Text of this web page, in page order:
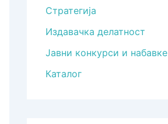
Стратегија
Издавачка делатност
Јавни конкурси и набавке
Каталог